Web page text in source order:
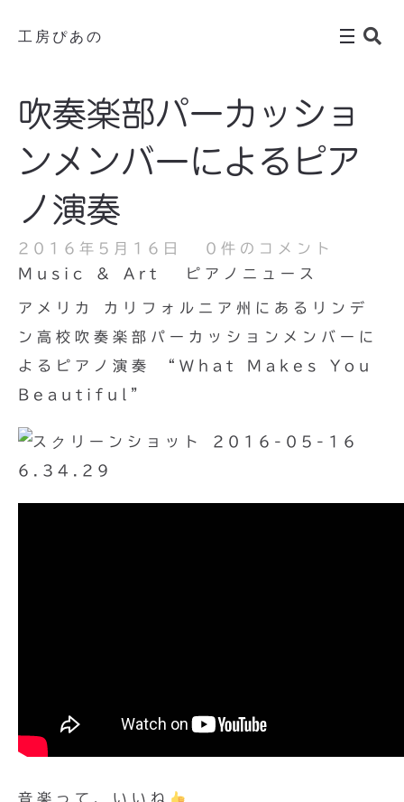
工房ぴあの
吹奏楽部パーカッショ
ンメンバーによるピア
ノ演奏
2016年5月16日
0件のコメント
Music & Art
ピアノニュース
アメリカ カリフォルニア州にあるリンデ
ン高校吹奏楽部パーカッションメンバーに
よるピアノ演奏 “What Makes You
Beautiful”
音楽って、いいね